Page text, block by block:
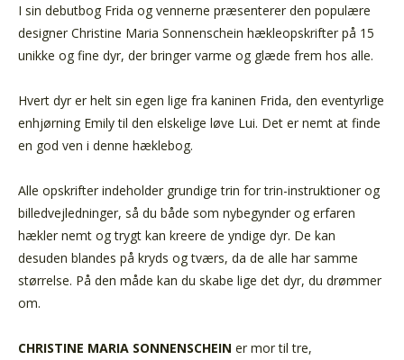
I sin debutbog Frida og vennerne præsenterer den populære
designer Christine Maria Sonnenschein hækleopskrifter på 15
unikke og fine dyr, der bringer varme og glæde frem hos alle.
Hvert dyr er helt sin egen lige fra kaninen Frida, den eventyrlige
enhjørning Emily til den elskelige løve Lui. Det er nemt at finde
en god ven i denne hæklebog.
Alle opskrifter indeholder grundige trin for trin-instruktioner og
billedvejledninger, så du både som nybegynder og erfaren
hækler nemt og trygt kan kreere de yndige dyr. De kan
desuden blandes på kryds og tværs, da de alle har samme
størrelse. På den måde kan du skabe lige det dyr, du drømmer
om.
CHRISTINE MARIA SONNENSCHEIN er mor til tre,